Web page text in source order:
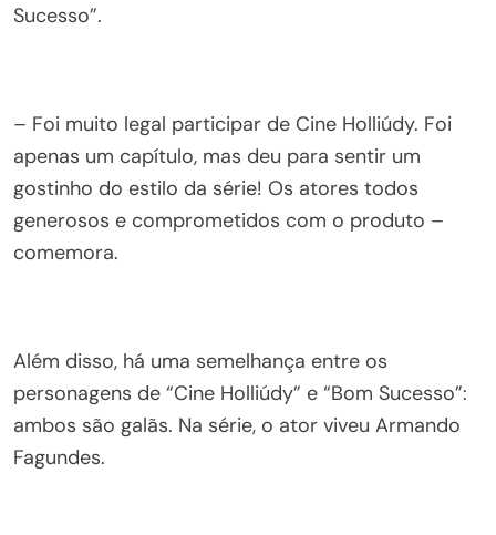
Sucesso”.
– Foi muito legal participar de Cine Holliúdy. Foi
apenas um capítulo, mas deu para sentir um
gostinho do estilo da série! Os atores todos
generosos e comprometidos com o produto –
comemora.
Além disso, há uma semelhança entre os
personagens de “Cine Holliúdy” e “Bom Sucesso”:
ambos são galãs. Na série, o ator viveu Armando
Fagundes.